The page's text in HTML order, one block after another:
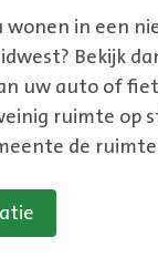
in een
Bekijk
uw auto of
ruimte op
de